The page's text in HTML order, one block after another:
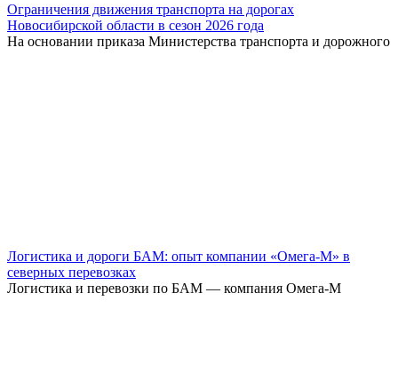
Ограничения движения транспорта на дорогах
Новосибирской области в сезон 2026 года
На основании приказа Министерства транспорта и дорожного
Логистика и дороги БАМ: опыт компании «Омега-М» в
северных перевозках
Логистика и перевозки по БАМ — компания Омега-М